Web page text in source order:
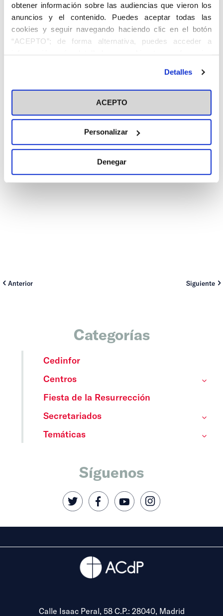
obtener información sobre las audiencias que vieron los
anuncios y el contenido. Puedes aceptar todas las
cookies y seguir navegando haciendo clic en el botón
“ACEPTO”; de forma alternativa, puedes acceder a
información más detallada y cambiar tus preferencias
en el botón "Personalizar". Para más información puedes
visitar nuestra Política de Cookies
Detalles
ACEPTO
Personalizar
Denegar
peregrinos de la comunidad educativa obra de la ACdP han
participado en estos días históricos, colaborando en la acogida
de los asistentes y compartiendo una experiencia de fe,
Para la ACdP y el CEU ha sido un honor contribuir a esta visita y
poner a disposición de la Iglesia aquello que forma parte de
nuestra razón de ser:el compromiso con la educación, la
formación integral de la persona y el servicio a la
días siga dando fruto en todos nosotros.
Anterior Siguiente
Categorías
Cedinfor
Centros
Fiesta de la Resurrección
Secretariados
Temáticas
Síguenos
Calle Isaac Peral, 58 C.P.: 28040, Madrid